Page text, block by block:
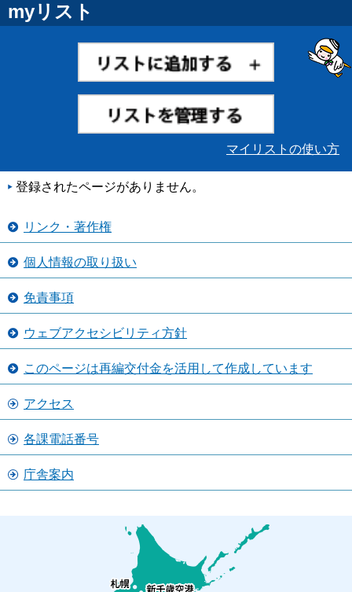
myリスト
マイリストの使い方
登録されたページがありません。
リンク・著作権
個人情報の取り扱い
免責事項
ウェブアクセシビリティ方針
このページは再編交付金を活用して作成しています
アクセス
各課電話番号
庁舎案内